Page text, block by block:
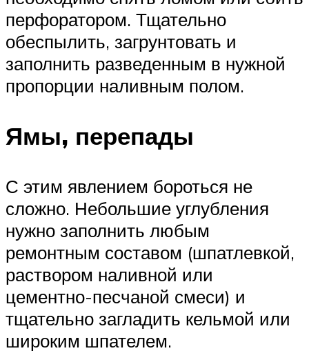
перфоратором. Тщательно
обеспылить, загрунтовать и
заполнить разведенным в нужной
пропорции наливным полом.
Ямы, перепады
С этим явлением бороться не
сложно. Небольшие углубления
нужно заполнить любым
ремонтным составом (шпатлевкой,
раствором наливной или
цементно-песчаной смеси) и
тщательно загладить кельмой или
широким шпателем.